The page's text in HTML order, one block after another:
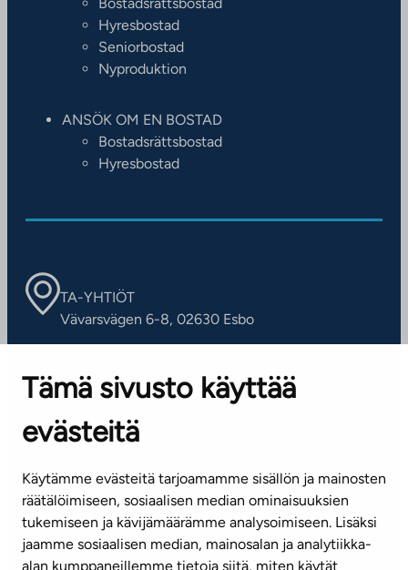
Tämä sivusto käyttää
evästeitä
Käytämme evästeitä tarjoamamme sisällön ja mainosten
räätälöimiseen, sosiaalisen median ominaisuuksien
tukemiseen ja kävijämäärämme analysoimiseen. Lisäksi
jaamme sosiaalisen median, mainosalan ja analytiikka-
alan kumppaneillemme tietoja siitä, miten käytät
Bostadsrättsbostad
Hyresbostad
Seniorbostad
Nyproduktion
ANSÖK OM EN BOSTAD
Bostadsrättsbostad
Hyresbostad
TA-YHTIÖT
Vävarsvägen 6-8, 02630 Esbo
Kontaktinformation
KUNDSERVICE
(vardagar kl. 8–16)
info@ta.fi